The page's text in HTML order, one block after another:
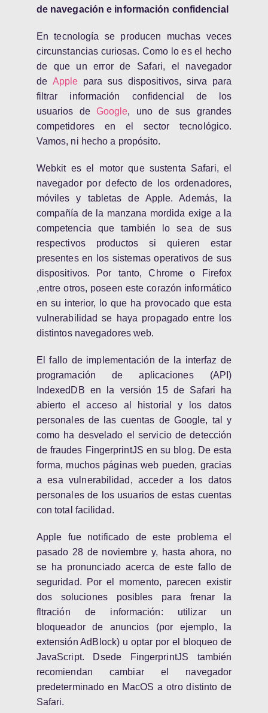
de navegación e información confidencial
En tecnología se producen muchas veces
circunstancias curiosas. Como lo es el hecho
de que un error de Safari, el navegador
de Apple para sus dispositivos, sirva para
filtrar información confidencial de los
usuarios de
Google, uno de sus grandes
competidores en el sector tecnológico.
Vamos, ni hecho a propósito.
Webkit es el motor que sustenta Safari, el
navegador por defecto de los ordenadores,
móviles y tabletas de Apple. Además, la
compañía de la manzana mordida exige a la
competencia que también lo sea de sus
respectivos productos si quieren estar
presentes en los sistemas operativos de sus
dispositivos. Por tanto, Chrome o Firefox
,entre otros, poseen este corazón informático
en su interior, lo que ha provocado que esta
vulnerabilidad se haya propagado entre los
distintos navegadores web.
El fallo de implementación de la interfaz de
programación de aplicaciones (API)
IndexedDB en la versión 15 de Safari ha
abierto el acceso al historial y los datos
personales de las cuentas de Google, tal y
como ha desvelado el servicio de detección
de fraudes FingerprintJS en su blog. De esta
forma, muchos páginas web pueden, gracias
a esa vulnerabilidad, acceder a los datos
personales de los usuarios de estas cuentas
con total facilidad.
Apple fue notificado de este problema el
pasado 28 de noviembre y, hasta ahora, no
se ha pronunciado acerca de este fallo de
seguridad. Por el momento, parecen existir
dos soluciones posibles para frenar la
fltración de información: utilizar un
bloqueador de anuncios (por ejemplo, la
extensión AdBlock) u optar por el bloqueo de
JavaScript. Dsede FingerprintJS también
recomiendan cambiar el navegador
predeterminado en MacOS a otro distinto de
Safari.